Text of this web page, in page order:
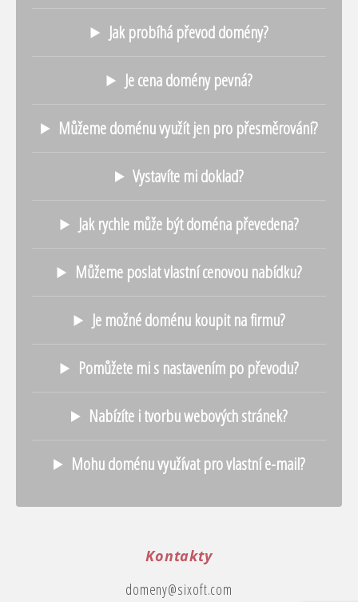
Jak probíhá převod domény?
Je cena domény pevná?
Můžeme doménu využít jen pro přesměrování?
Vystavíte mi doklad?
Jak rychle může být doména převedena?
Můžeme poslat vlastní cenovou nabídku?
Je možné doménu koupit na firmu?
Pomůžete mi s nastavením po převodu?
Nabízíte i tvorbu webových stránek?
Mohu doménu využívat pro vlastní e-mail?
Kontakty
domeny@sixoft.com